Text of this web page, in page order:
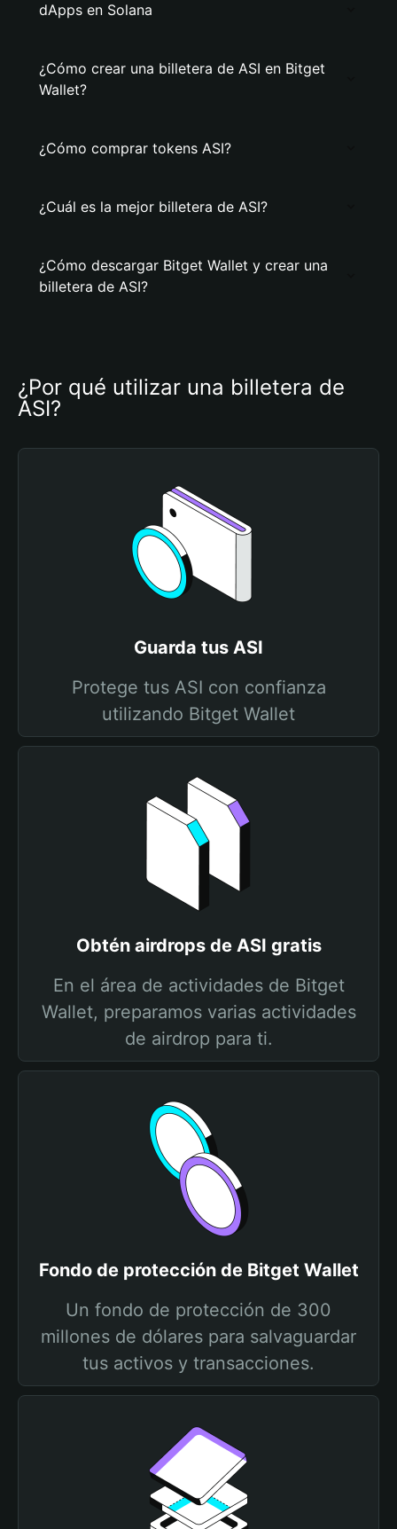
dApps en Solana
¿Cómo crear una billetera de ASI en Bitget
Wallet?
¿Cómo comprar tokens ASI?
¿Cuál es la mejor billetera de ASI?
¿Cómo descargar Bitget Wallet y crear una
billetera de ASI?
¿Por qué utilizar una billetera de
ASI?
Guarda tus ASI
Protege tus ASI con confianza
utilizando Bitget Wallet
Obtén airdrops de ASI gratis
En el área de actividades de Bitget
Wallet, preparamos varias actividades
de airdrop para ti.
Fondo de protección de Bitget Wallet
Un fondo de protección de 300
millones de dólares para salvaguardar
tus activos y transacciones.